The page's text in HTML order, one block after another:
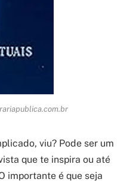
viu? Pode ser um
que te inspira ou até
importante é que seja